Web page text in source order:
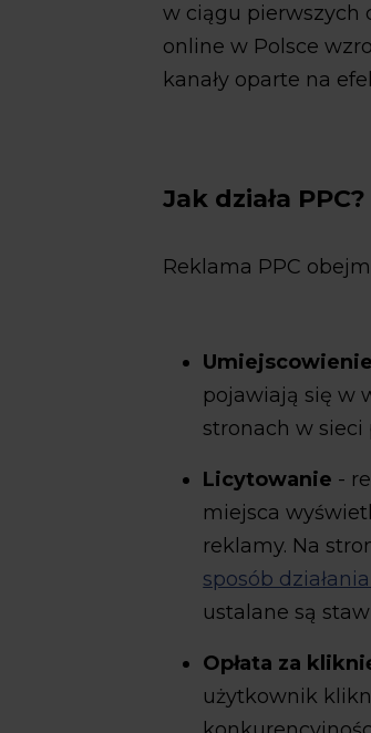
w ciągu pierwszych
online w Polsce
kanały oparte na
Jak działa PPC?
Reklama PPC
pojawiają się w
stronach w
Licytowanie -
miejsca
reklamy. Na
sposób
ustalane są
Opłata za
użytkownik